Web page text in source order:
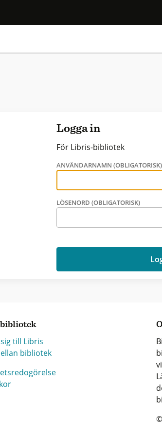
Logga in
För Libris-bibliotek
ANVÄNDARNAMN (OBLIGATORISK)
LÖSENORD (OBLIGATORISK)
till Libris
bibliotek